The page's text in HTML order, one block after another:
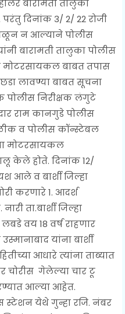
बारामती तालुका
दिनांक 3/ 2/ 22 रोजी
न आल्याने पोलीस
बारामती तालुका पोलीस
बाबत तपास
लावण्या बाबत सूचना
पोलीस निरीक्षक लंगुटे
राम कानगुडे पोलीस
व पोलीस कॉन्स्टेबल
मोटरसायकल
केले होते. दिनांक 12/
आले व बार्शी जिल्हा
करणारे 1. आदर्श
ता.बार्शी जिल्हा
वय 18 वर्ष राहणार
यांना बार्शी
आधारे त्यांना ताब्यात
चोरीस गेलेल्या चार टू
आल्या आहेत.
स्टेशन येथे गुन्हा रजि. नंबर